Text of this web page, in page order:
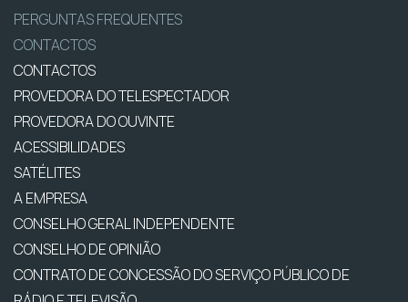
PERGUNTAS FREQUENTES
CONTACTOS
CONTACTOS
PROVEDORA DO TELESPECTADOR
PROVEDORA DO OUVINTE
ACESSIBILIDADES
SATÉLITES
A EMPRESA
CONSELHO GERAL INDEPENDENTE
CONSELHO DE OPINIÃO
CONTRATO DE CONCESSÃO DO SERVIÇO PÚBLICO DE